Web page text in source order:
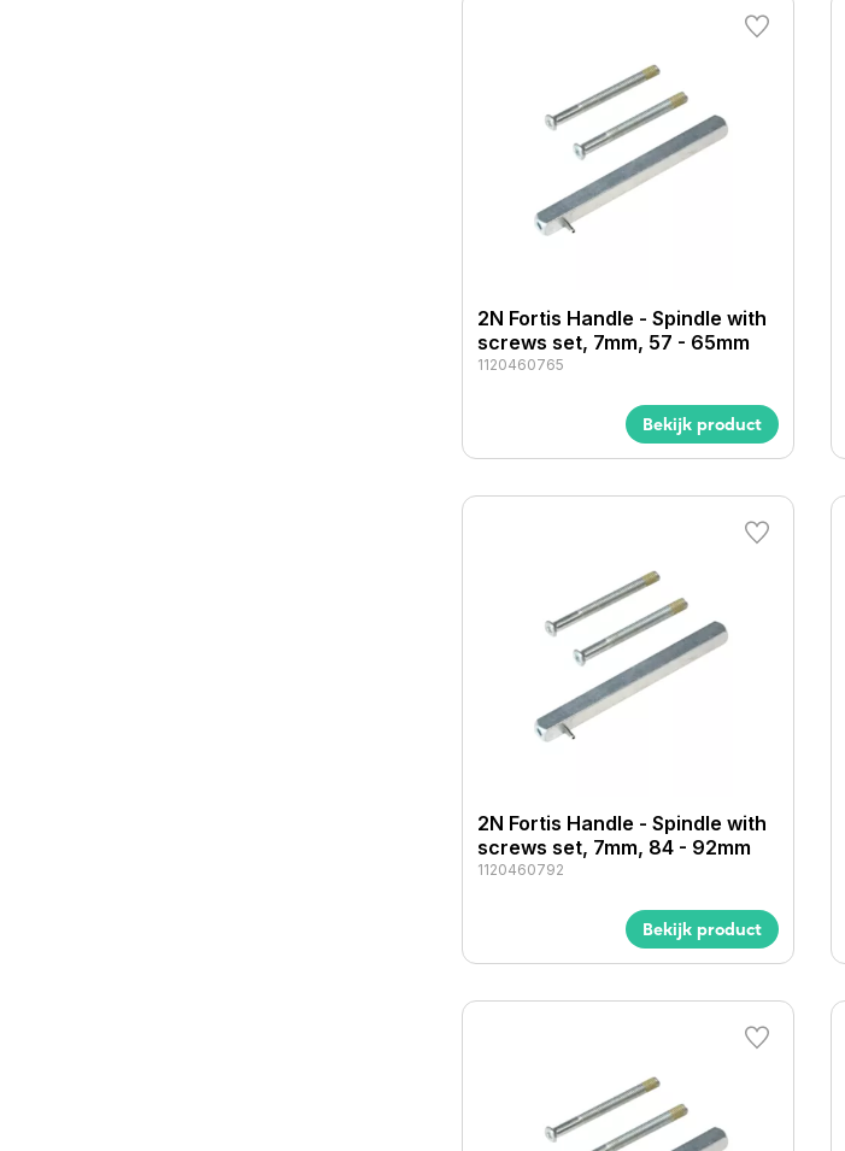
2N Fortis Handle - Spindle with
screws set, 7mm, 57 - 65mm
1120460765
Bekijk product
2N Fortis Handle - Spindle with
screws set, 7mm, 84 - 92mm
1120460792
Bekijk product